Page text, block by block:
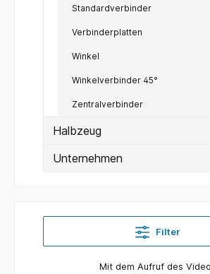
Standardverbinder
Verbinderplatten
Winkel
Winkelverbinder 45°
Zentralverbinder
Halbzeug
Unternehmen
Filter
Mit dem Aufruf des